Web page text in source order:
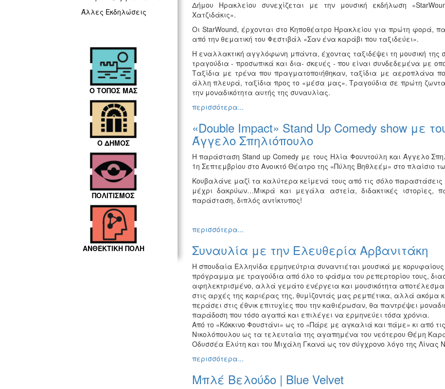
Άλλες Εκδηλώσεις
Ο ΤΟΠΟΣ ΜΑΣ
Ο ΔΗΜΟΣ
ΠΟΛΙΤΙΣΜΟΣ
ΑΝΘΕΚΤΙΚΗ ΠΟΛΗ
Δήμου Ηρακλείου συνεχίζεται με την μουσική εκδήλωση
Χατζιδάκις».
Οι StarWound, έρχονται στο Κηποθέατρο Ηρακλείου για πρώτη φορά,
από την θεματική του Φεστιβάλ «Σαν ένα καράβι που ταξιδεύει».
Η εναλλακτική αγγλόφωνη μπάντα, έχοντας ταξιδέψει τη μουσική
τραγούδια - προσωπικά και δια- σκευές - που είναι συνδεδεμένα με
Ταξίδια με τρένα που πραγματοποιήθηκαν, ταξίδια με αεροπλάνα
άλλη πλευρά, ταξίδια προς το «μέσα μας». Τραγούδια σε πρώτη
την μοναδικότητα αυτής της συναυλίας.
περισσότερα...
«Double Impact» Stand Up Comedy show με
Άγγελο Σπηλιόπουλο
Η παράσταση Stand up Comedy με τους Ηλία Φουντούλη και Άγγελο
1η Σεπτεμβρίου στο Ανοικτό Θέατρο της «Πύλης Βηθλεέμ» στο πλαίσιο
Κουβαλάνε μαζί τα καλύτερα κείμενά τους από τις σόλο παραστάσεις
μέχρι δακρύων…Μικρά και μεγάλα αστεία, διδακτικές ιστορίες,
παράσταση, διπλός αντίκτυπος!
περισσότερα...
Συναυλία με την Ελευθερία Αρβανιτάκη
Η σπουδαία Ελληνίδα ερμηνεύτρια συναντιέται μουσικά με
πρόγραμμα με τραγούδια από όλο το φάσμα του ρεπερτορίου τους,
αφηλεκτρισμένο, αλλά γεμάτο ενέργεια και μουσικότητα
στις αρχές της καριέρας της, θυμίζοντάς μας ρεμπέτικα, αλλά
περάσει στις έθνικ επιτυχίες που την καθιέρωσαν, θα παντρέψει
παράδοση που τόσο αγαπά και επιλέγει να ερμηνεύει τόσα χρόνια.
Από το «Κόκκινο Φουστάνι» ως το «Πάρε με αγκαλιά και πάμε» κι από
Νικολόπουλου ως τα τελευταία της αγαπημένα του νεότερου Θέμη
Οδυσσέα Ελύτη και του Μιχάλη Γκανά ως τον σύγχρονο λόγο της Λίνας
περισσότερα...
Μπλέ Βελούδο | Blue Velvet